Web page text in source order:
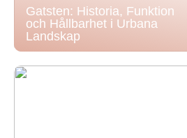
Gatsten: Historia, Funktion
och Hållbarhet i Urbana
Landskap